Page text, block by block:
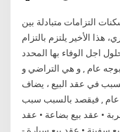
التزامات متبادلة بين
هذا الأخير يلتزم بالتزام
اجل الوفاء بها المحدد
بوجه عام , و هي التراضي و
في عقد البيع ، يضاف
عام , فيقصد بالسبب سبب
• عقد بيع بضاعة • عقد